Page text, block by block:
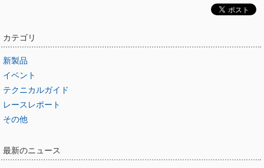
カテゴリ
新製品
イベント
テクニカルガイド
レースレポート
その他
最新のニュース